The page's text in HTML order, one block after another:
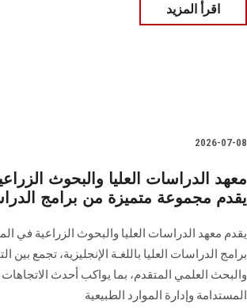
اقرأ المزيد
2026-07-08
معهد الدراسات العليا والبحوث
يقدم مجموعة متميزة من برامج
يقدم معهد الدراسات العليا والبحوث الزراعية في
برامج الدراسات العليا باللغـة الإنجليزية، تجمع بين
والبحث العلمي المتقدم، بما يواكب أحدث
المستدامة وإدارة الموارد الطبيعية